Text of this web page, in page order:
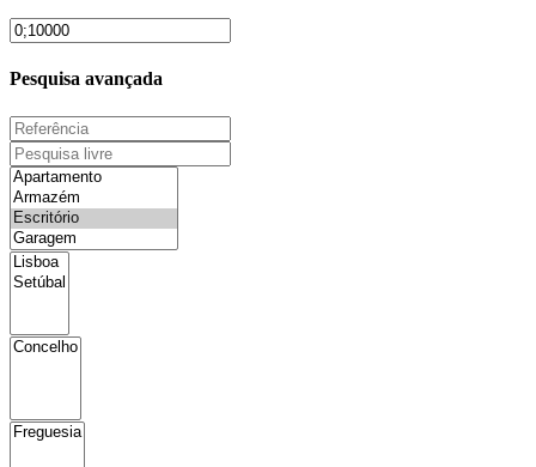
Pesquisa avançada